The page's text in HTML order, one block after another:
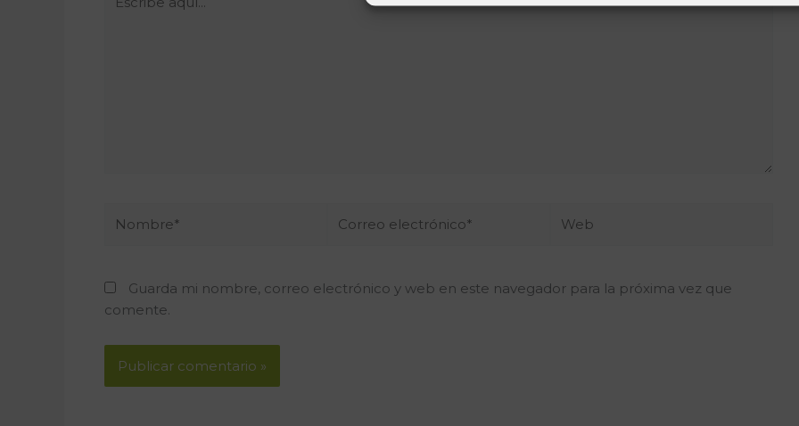
aquí...
electrónico*
Guarda mi nombre, correo electrónico y web en este navegador para la próxima vez que
comente.